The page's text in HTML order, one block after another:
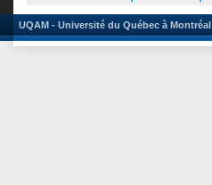
UQAM - Université du Québec à Montréal